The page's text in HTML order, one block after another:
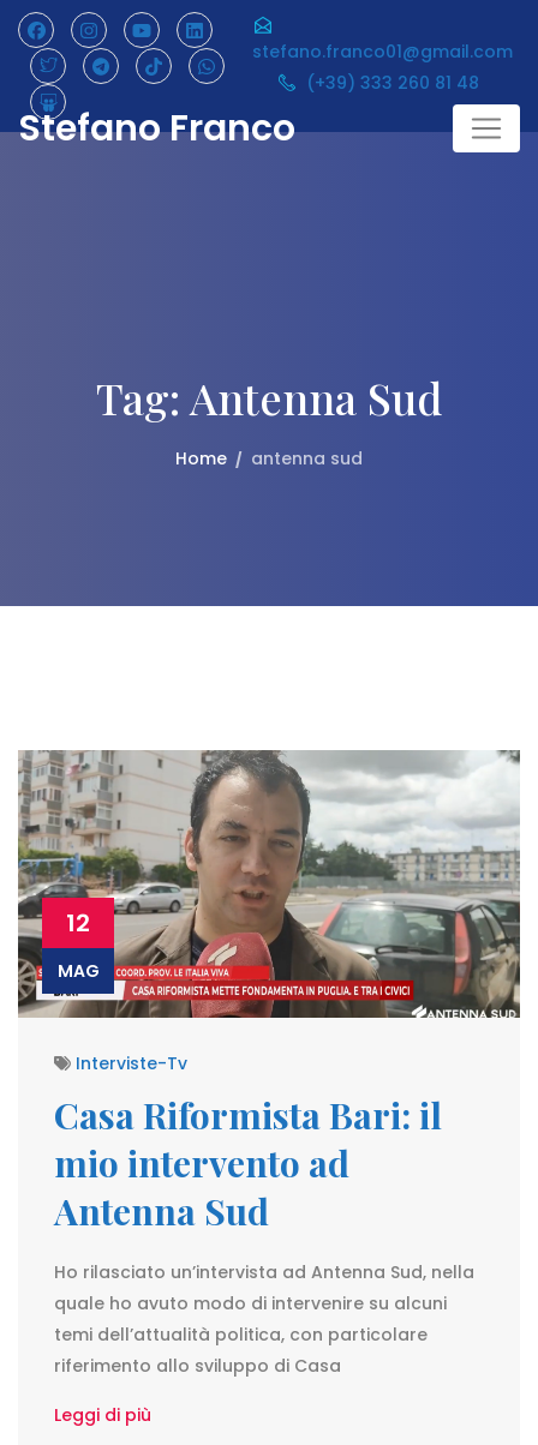
Skip
content
stefano.franco01@gmail.com
(+39) 333 260 81 48
Stefano Franco
Tag: Antenna Sud
Home antenna sud
12
MAG
Interviste-Tv
Casa Riformista Bari: il
mio intervento ad
Antenna Sud
Ho rilasciato un’intervista ad Antenna Sud, nella
quale ho avuto modo di intervenire su alcuni
temi dell’attualità politica, con particolare
riferimento allo sviluppo di Casa
Leggi di più